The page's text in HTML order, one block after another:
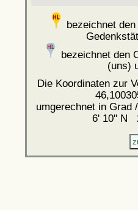
bezeichnet
bezeichnet den
(uns)
Die Koordinaten zur
umgerechnet in Grad
6' 10'' N